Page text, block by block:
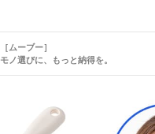
［ムーブー］
モノ選びに、もっと納得を。